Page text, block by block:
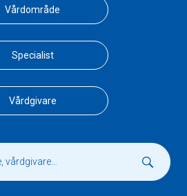
Vårdområde
Specialist
Vårdgivare